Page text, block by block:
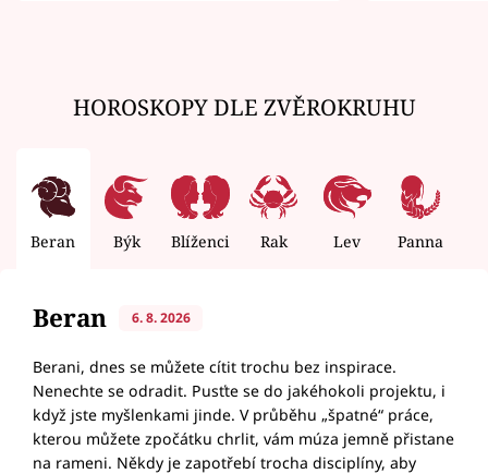
HOROSKOPY DLE ZVĚROKRUHU
Beran Býk Blíženci Rak Lev Panna
Beran 6. 8. 2026
Berani, dnes se můžete cítit trochu bez inspirace.
Nenechte se odradit. Pusťte se do jakéhokoli projektu, i
když jste myšlenkami jinde. V průběhu „špatné“ práce,
kterou můžete zpočátku chrlit, vám múza jemně přistane
na rameni. Někdy je zapotřebí trocha disciplíny, aby